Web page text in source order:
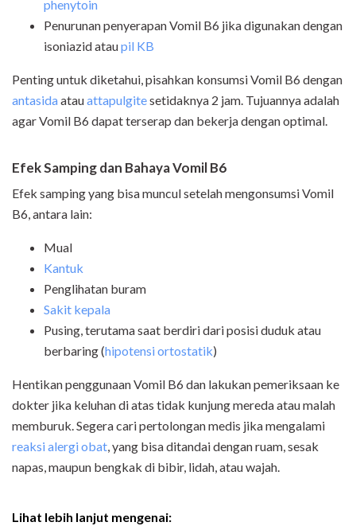
phenytoin
Penurunan penyerapan Vomil B6 jika digunakan dengan
isoniazid ataupil KB
Penting untuk diketahui, pisahkan konsumsi Vomil B6 dengan
antasidaatauattapulgitesetidaknya 2 jam. Tujuannya adalah
agar Vomil B6 dapat terserap dan bekerja dengan optimal.
Efek Samping dan Bahaya Vomil B6
Efek samping yang bisa muncul setelah mengonsumsi Vomil
B6, antara lain:
Mual
Kantuk
Penglihatan buram
Sakit kepala
Pusing, terutama saat berdiri dari posisi duduk atau
berbaring (hipotensi ortostatik)
Hentikan penggunaan Vomil B6 dan lakukan pemeriksaan ke
dokter jika keluhan di atas tidak kunjung mereda atau malah
memburuk. Segera cari pertolongan medis jika mengalami
reaksi alergi obat, yang bisa ditandai dengan ruam, sesak
napas, maupun bengkak di bibir, lidah, atau wajah.
Lihat lebih lanjut mengenai: